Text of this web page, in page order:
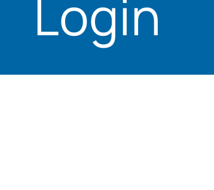
Login